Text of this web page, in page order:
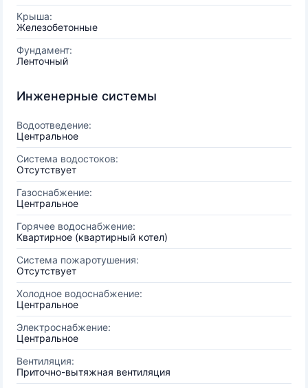
Крыша:
Железобетонные
Фундамент:
Ленточный
Инженерные системы
Водоотведение:
Центральное
Система водостоков:
Отсутствует
Газоснабжение:
Центральное
Горячее водоснабжение:
Квартирное (квартирный котел)
Система пожаротушения:
Отсутствует
Холодное водоснабжение:
Центральное
Электроснабжение:
Центральное
Вентиляция:
Приточно-вытяжная вентиляция